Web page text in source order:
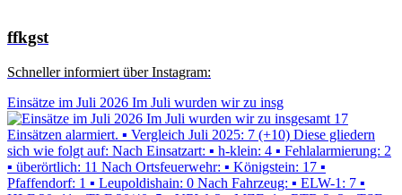
ffkgst
Schneller informiert über Instagram:
Einsätze im Juli 2026 Im Juli wurden wir zu insg